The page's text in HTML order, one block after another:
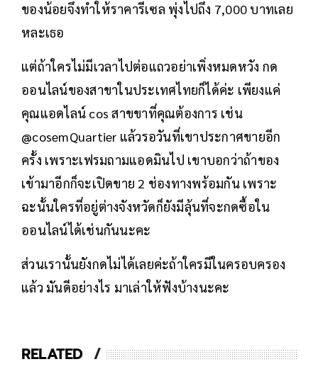
ของน้อยจึงทำให้ราคารีเซล พุ่งไปถึง 7,000 บาทเลย
หละเธอ
แต่ถ้าใครไม่มีเวลาไปต่อแถวอย่าเพิ่งหมดหวัง กด
ออนไลน์ของสาขาในประเทศไทยก็ได้ค่ะ เพียงแค่
คุณแอดไลน์ cos สาขขาที่คุณต้องการ เช่น
@cosemQuartier แล้วรอวันที่เขาประกาศขายอีก
ครั้ง เพราะเฟรมถามแอดมินไป เขาบอกว่าถ้าของ
เข้ามาอีกก็จะเปิดขาย 2 ช่องทางพร้อมกัน เพราะ
ฉะนั้นใครที่อยู่ต่างจังหวัดก็ยังมีลุ้นที่จะกดซื้อใน
ออนไลน์ได้เช่นกันนะคะ
ส่วนเรานั้นยังกดไม่ได้เลยค่ะถ้าใครมีในครอบครอง
แล้ว มันดีอย่างไร มาเล่าให้ฟังบ้างนะคะ
RELATED